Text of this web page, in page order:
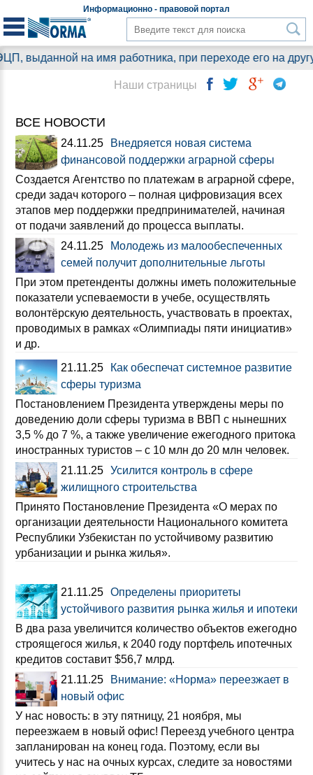
Информационно - правовой портал
на имя работника, при переходе его на другую
ВСЕ НОВОСТИ
24.11.25
Внедряется новая система
финансовой поддержки аграрной сферы
Создается Агентство по платежам в аграрной сфере,
среди задач которого – полная цифровизация всех
этапов мер поддержки предпринимателей, начиная
от подачи заявлений до процесса выплаты.
24.11.25
Молодежь из малообеспеченных
семей получит дополнительные льготы
При этом претенденты должны иметь положительные
показатели успеваемости в учебе, осуществлять
волонтёрскую деятельность, участвовать в проектах,
проводимых в рамках «Олимпиады пяти инициатив»
и др.
21.11.25
Как обеспечат системное развитие
сферы туризма
Постановлением Президента утверждены меры по
доведению доли сферы туризма в ВВП с нынешних
3,5 % до 7 %, а также увеличение ежегодного притока
иностранных туристов – с 10 млн до 20 млн человек.
21.11.25 Усилится контроль в сфере
жилищного строительства
Принято Постановление Президента «О мерах по
организации деятельности Национального комитета
Республики Узбекистан по устойчивому развитию
урбанизации и рынка жилья».
21.11.25 Определены приоритеты
устойчивого развития рынка жилья и ипотеки
В два раза увеличится количество объектов ежегодно
строящегося жилья, к 2040 году портфель ипотечных
кредитов составит $56,7 млрд.
21.11.25
Внимание: «Норма» переезжает в
новый офис
У нас новость: в эту пятницу, 21 ноября, мы
переезжаем в новый офис! Переезд учебного центра
запланирован на конец года. Поэтому, если вы
учитесь у нас на очных курсах, следите за новостями
Наши страницы